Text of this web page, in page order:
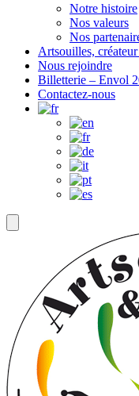
Notre histoire
Nos valeurs
Nos
Artsouilles,
Nous rejoindre
Billetterie – Envol
Contactez-nous